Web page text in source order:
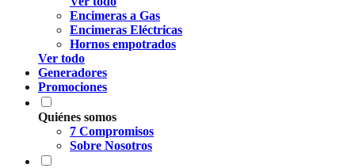
Encimeras a Gas
Encimeras Eléctricas
Hornos empotrados
Ver todo
Generadores
Promociones
Quiénes somos
7 Compromisos
Sobre Nosotros